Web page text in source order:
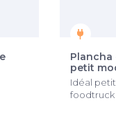
petit
Idéal
foodtruck